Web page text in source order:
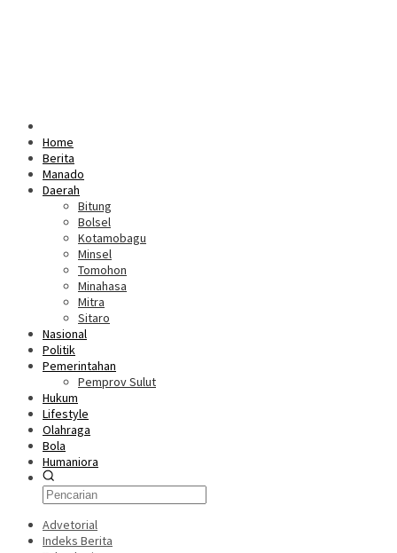
Home
Berita
Manado
Daerah
Bitung
Bolsel
Kotamobagu
Minsel
Tomohon
Minahasa
Mitra
Sitaro
Nasional
Politik
Pemerintahan
Pemprov Sulut
Hukum
Lifestyle
Olahraga
Bola
Humaniora
Advetorial
Indeks Berita